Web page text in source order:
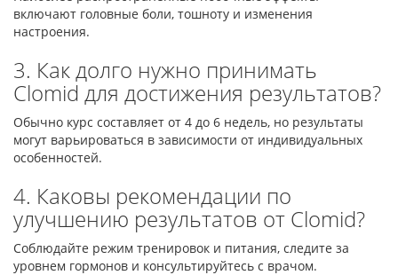
включают головные боли, тошноту и изменения
настроения.
3. Как долго нужно принимать
Clomid для достижения результатов?
Обычно курс составляет от 4 до 6 недель, но результаты
могут варьироваться в зависимости от индивидуальных
особенностей.
4. Каковы рекомендации по
улучшению результатов от Clomid?
Соблюдайте режим тренировок и питания, следите за
уровнем гормонов и консультируйтесь с врачом.